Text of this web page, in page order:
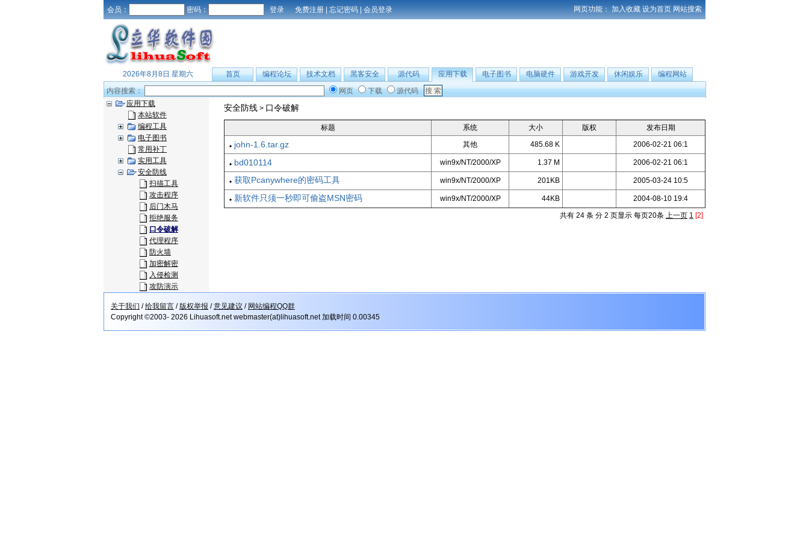
会员： 密码： 免费注册 | 忘记密码 | 会员登录 网页功能： 加入收藏 设为首页 网站搜索
2026年8月8日 星期六 首页 编程论坛 技术文档 黑客安全 源代码 应用下载 电子图书 电脑硬件 游戏开发 休闲娱乐
编程网站
内容搜索：
网页 下载
源代码
应用下载
本站软件
编程工具
电子图书
常用补丁
实用工具
安全防线
扫描工具
攻击程序
后门木马
拒绝服务
口令破解
代理程序
防火墙
加密解密
入侵检测
攻防演示
安全防线 > 口令破解
标题 系统 大小 版权 发布日期
john-1.6.tar.gz 其他 485.68 K 2006-02-21 06:1
bd010114 win9x/NT/2000/XP 1.37 M 2006-02-21 06:1
获取Pcanywhere的密码工具 win9x/NT/2000/XP 201KB 2005-03-24 10:5
新软件只须一秒即可偷盗MSN密码 win9x/NT/2000/XP 44KB
2004-08-10 19:4
共有 24 条 分 2 页显示 每页20条 上一页 1 [2]
关于我们 /给我留言 /版权举报 /意见建议 / 网站编程QQ群
Copyright ©2003- 2026 Lihuasoft.net webmaster(at)lihuasoft.net 加载时间 0.00345